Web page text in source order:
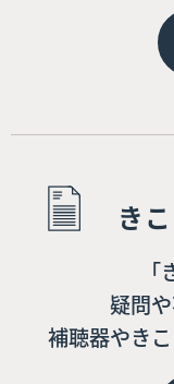
き
疑問
補聴器やき